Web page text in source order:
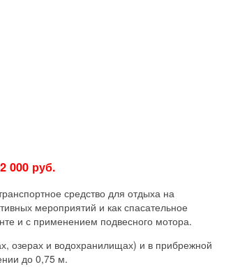
000 руб.
средство для отдыха на
мероприятий и как спасательное
и с применением подвесного мотора.
озерах и водохранилищах) и в прибрежной
до 0,75 м.